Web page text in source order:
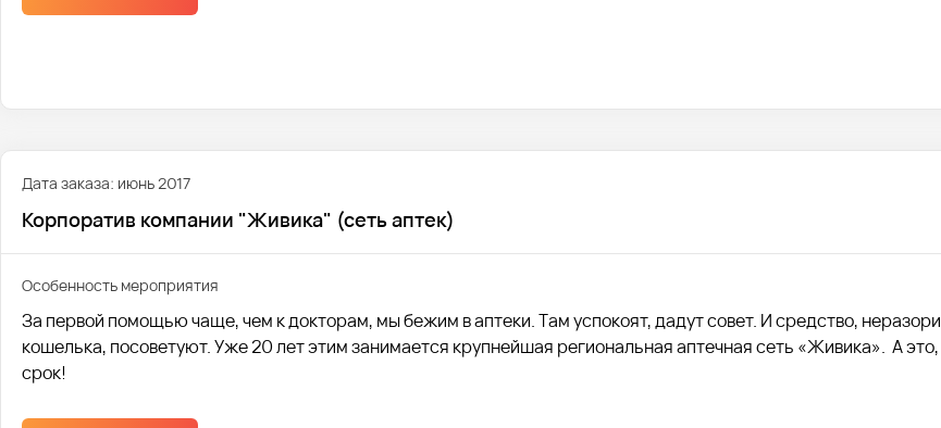
Дата заказа: июнь 2017
Корпоратив компании "Живика" (сеть аптек)
Особенность мероприятия
За первой помощью чаще, чем к докторам, мы бежим в аптеки. Там успокоят, дадут совет. И средство,
кошелька, посоветуют. Уже 20 лет этим занимается крупнейшая региональная аптечная сеть «Живика». А это,
срок!